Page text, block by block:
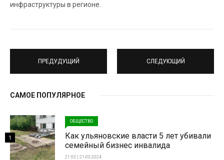
инфраструктуры в регионе.
ПРЕДУДУЩИЙ СЛЕДУЮЩИЙ
САМОЕ ПОПУЛЯРНОЕ
ОБЩЕСТВО
Как ульяновские власти 5 лет убивали
семейный бизнес инвалида
21:03 | 21-03-2024
1